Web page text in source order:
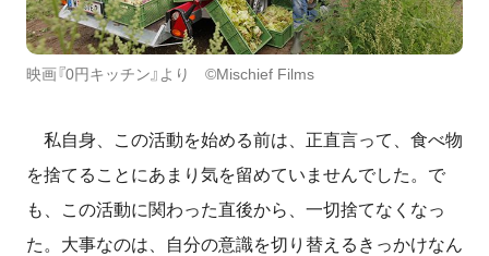
映画『0円キッチン』より ©Mischief Films
私自身、この活動を始める前は、正直言って、食べ物
を捨てることにあまり気を留めていませんでした。で
も、この活動に関わった直後から、一切捨てなくなっ
た。大事なのは、自分の意識を切り替えるきっかけなん